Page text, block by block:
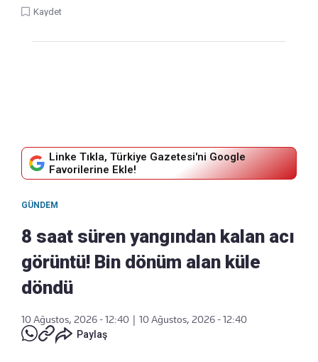
Kaydet
Linke Tıkla, Türkiye Gazetesi'ni Google
Favorilerine Ekle!
GÜNDEM
8 saat süren yangından kalan acı
görüntü! Bin dönüm alan küle
döndü
10 Ağustos, 2026 - 12:40
10 Ağustos, 2026 - 12:40
Paylaş